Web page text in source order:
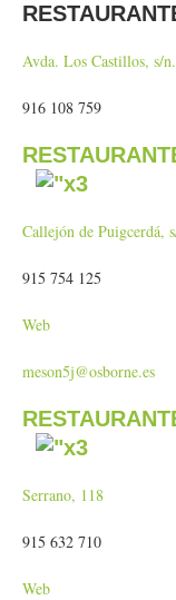
Avda. Los Castillos, s/
916 108 759
Callejón de Puigcerdá,
915 754 125
Web
meson5j@osborne.es
Serrano, 118
915 632 710
Web